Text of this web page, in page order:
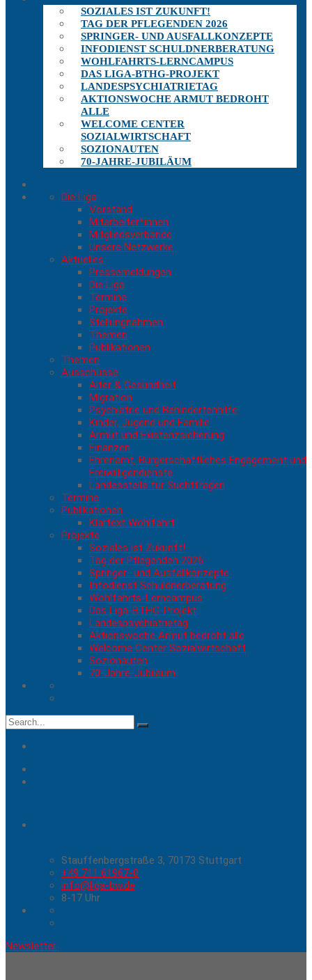
SOZIALES IST ZUKUNFT!
TAG DER PFLEGENDEN 2026
SPRINGER- UND AUSFALLKONZEPTE
INFODIENST SCHULDNERBERATUNG
WOHLFAHRTS-LERNCAMPUS
DAS LIGA-BTHG-PROJEKT
LANDESPSYCHIATRIETAG
AKTIONSWOCHE ARMUT BEDROHT
ALLE
WELCOME CENTER
SOZIALWIRTSCHAFT
SOZIONAUTEN
70-JAHRE-JUBILÄUM
Die Liga
Vorstand
Mitarbeiter*innen
Mitgliedsverbände
Unsere Netzwerke
Aktuelles
Pressemeldungen
Die Liga
Termine
Projekte
Stellungnahmen
Themen
Publikationen
Themen
Ausschüsse
Alter & Gesundheit
Migration
Psychiatrie und Behindertenhilfe
Kinder, Jugend und Familie
Armut und Existenzsicherung
Finanzen
Ehrenamt, Bürgerschaftliches Engagement und
Freiwilligendienste
Landesstelle für Suchtfragen
Termine
Publikationen
Klartext Wohlfahrt
Projekte
Soziales ist Zukunft!
Tag der Pflegenden 2026
Springer- und Ausfallkonzepte
Infodienst Schuldnerberatung
Wohlfahrts-Lerncampus
Das Liga-BTHG-Projekt
Landespsychiatrietag
Aktionswoche Armut bedroht alle
Welcome Center Sozialwirtschaft
Sozionauten
70-Jahre-Jubiläum
Search
for:
Stauffenbergstraße 3, 70173 Stuttgart
+49 711 61967-0
info@liga-bw.de
8-17 Uhr
Newsletter